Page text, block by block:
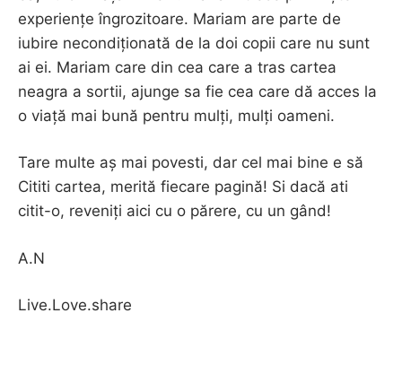
experiențe îngrozitoare. Mariam are parte de
iubire necondiționată de la doi copii care nu sunt
ai ei. Mariam care din cea care a tras cartea
neagra a sortii, ajunge sa fie cea care dă acces la
o viață mai bună pentru mulți, mulți oameni.
Tare multe aș mai povesti, dar cel mai bine e să
Cititi cartea, merită fiecare pagină! Si dacă ati
citit-o, reveniți aici cu o părere, cu un gând!
A.N
Live.Love.share